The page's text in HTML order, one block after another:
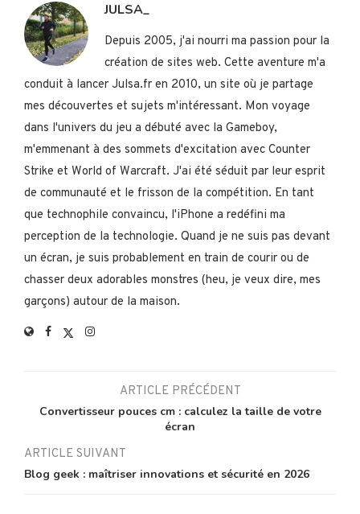
JULSA_
Depuis 2005, j'ai nourri ma passion pour la
création de sites web. Cette aventure m'a
conduit à lancer Julsa.fr en 2010, un site où je partage
mes découvertes et sujets m'intéressant. Mon voyage
dans l'univers du jeu a débuté avec la Gameboy,
m'emmenant à des sommets d'excitation avec Counter
Strike et World of Warcraft. J'ai été séduit par leur esprit
de communauté et le frisson de la compétition. En tant
que technophile convaincu, l'iPhone a redéfini ma
perception de la technologie. Quand je ne suis pas devant
un écran, je suis probablement en train de courir ou de
chasser deux adorables monstres (heu, je veux dire, mes
garçons) autour de la maison.
ARTICLE PRÉCÉDENT
Convertisseur pouces cm : calculez la taille de votre
écran
ARTICLE SUIVANT
Blog geek : maîtriser innovations et sécurité en 2026